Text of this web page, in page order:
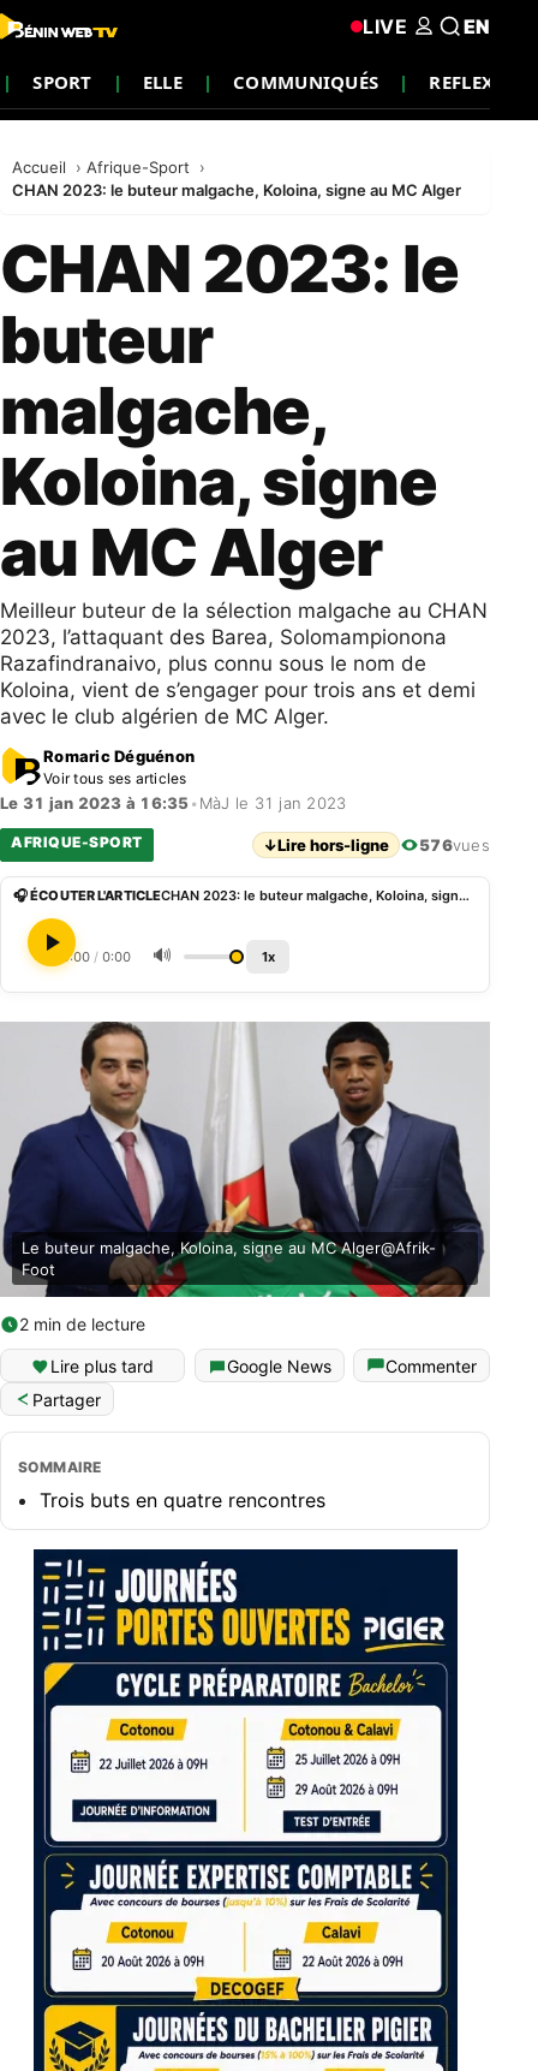
SPORT ELLE COMMUNIQUÉS REFLEXION
LIVE EN
Accueil
Afrique-Sport
CHAN 2023: le buteur malgache, Koloina, signe au MC Alger
CHAN 2023: le
buteur
malgache,
Koloina, signe
au MC Alger
Meilleur buteur de la sélection malgache au CHAN
2023, l’attaquant des Barea, Solomampionona
Razafindranaivo, plus connu sous le nom de
Koloina, vient de s’engager pour trois ans et demi
avec le club algérien de MC Alger.
Romaric Déguénon
Voir tous ses articles
Le 31 jan 2023 à 16:35 • MàJ le 31 jan 2023
AFRIQUE-SPORT ↓Lire hors-ligne 576vues
🎧 ÉCOUTER L'ARTICLE CHAN 2023: le buteur malgache, Koloina, signe au MC Alger
0:00 / 0:00 🔊 1x
Le buteur malgache, Koloina, signe au MC Alger@Afrik-
Foot
2 min de lecture
Lire plus tard Google News
Commenter
Partager
SOMMAIRE
Trois buts en quatre rencontres